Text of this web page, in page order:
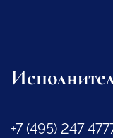
+7 (495) 247